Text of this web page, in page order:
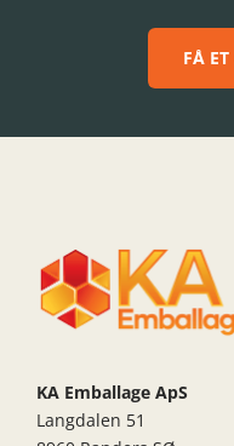
FÅ
KA Emballage ApS
Langdalen 51